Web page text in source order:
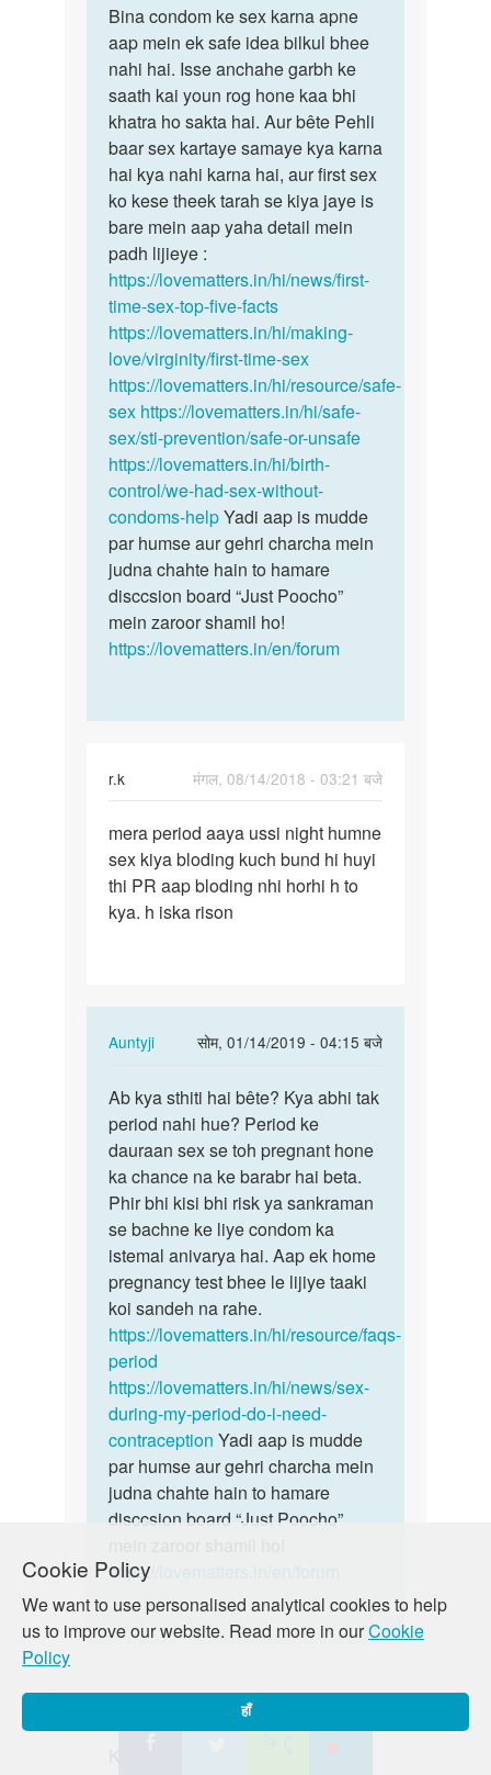
Cookie Policy
We want to use personalised analytical cookies to help
us to improve our website. Read more in ourCookie
Policy
हाँ
to
Hii
Mam
:kya
pehli
bar
sex…
by
Aliya
Bina
condom
ke
sex
karna…
Bina condom ke sex karna apne
aap mein ek safe idea bilkul bhee
nahi hai. Isse anchahe garbh ke
saath kai youn rog hone kaa bhi
khatra ho sakta hai. Aur bête Pehli
baar sex kartaye samaye kya karna
hai kya nahi karna hai, aur first sex
ko kese theek tarah se kiya jaye is
bare mein aap yaha detail mein
padh lijieye :
https://lovematters.in/hi/news/first-
time-sex-top-five-facts
https://lovematters.in/hi/making-
love/virginity/first-time-sex
https://lovematters.in/hi/resource/safe-
sex https://lovematters.in/hi/safe-
sex/sti-prevention/safe-or-unsafe
https://lovematters.in/hi/birth-
control/we-had-sex-without-
condoms-helpYadi aap is mudde
par humse aur gehri charcha mein
judna chahte hain to hamare
disccsion board “Just Poocho”
mein zaroor shamil ho!
https://lovematters.in/en/forum
r.k
मंगल, 08/14/2018 - 03:21 बजे
mera
period
aaya
ussi
mera period aaya ussi night humne
sex kiya bloding kuch bund hi huyi
thi PR aap bloding nhi horhi h to
kya. h iska rison
Auntyji
सोम, 01/14/2019 - 04:15 बजे
In
to
mera
period
aaya
ussi
night…
by
r.k
Ab
kya
sthiti
hai
bête?
Kya…
Ab kya sthiti hai bête? Kya abhi tak
period nahi hue? Period ke
dauraan sex se toh pregnant hone
ka chance na ke barabr hai beta.
Phir bhi kisi bhi risk ya sankraman
se bachne ke liye condom ka
istemal anivarya hai. Aap ek home
pregnancy test bhee le lijiye taaki
koi sandeh na rahe.
https://lovematters.in/hi/resource/faqs-
period
https://lovematters.in/hi/news/sex-
during-my-period-do-i-need-
contraception Yadi aap is mudde
par humse aur gehri charcha mein
judna chahte hain to hamare
disccsion board “Just Poocho”
https://lovematters.in/en/forum
मंगल, 09/18/2018 - 01:45 पूर्वान्ह
पर्मालिंक
Kya larki k muh se sperm jane par